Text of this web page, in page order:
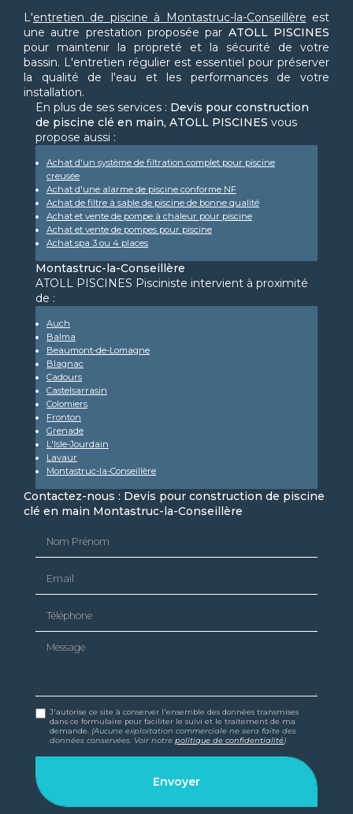
L'entretien de piscine à Montastruc-la-Conseillère est
une autre prestation proposée par ATOLL PISCINES
pour maintenir la propreté et la sécurité de votre
bassin. L'entretien régulier est essentiel pour préserver
la qualité de l'eau et les performances de votre
installation.
En plus de ses services : Devis pour construction
de piscine clé en main, ATOLL PISCINES vous
propose aussi :
Achat d'un système de filtration complet pour piscine
creusée
Achat d'une alarme de piscine conforme NF
Achat de filtre à sable de piscine de bonne qualité
Achat et vente de pompe à chaleur pour piscine
Achat et vente de pompes pour piscine
Achat spa 3 ou 4 places
Montastruc-la-Conseillère
ATOLL PISCINES Pisciniste intervient à proximité
de :
Auch
Balma
Beaumont-de-Lomagne
Blagnac
Cadours
Castelsarrasin
Colomiers
Fronton
Grenade
L'Isle-Jourdain
Lavaur
Montastruc-la-Conseillère
Contactez-nous : Devis pour construction de piscine
clé en main Montastruc-la-Conseillère
Message
J'autorise ce site à conserver l'ensemble des données transmises
dans ce formulaire pour faciliter le suivi et le traitement de ma
demande. (Aucune exploitation commerciale ne sera faite des
données conservées. Voir notrepolitique de confidentialité)